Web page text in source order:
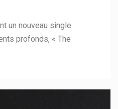
un nouveau single
profonds, « The